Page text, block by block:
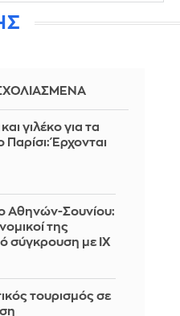
γιλέκο για τα
Παρίσι: Έρχονται
Αθηνών-Σουνίου:
της
σύγκρουση με ΙΧ
τουρισμός σε